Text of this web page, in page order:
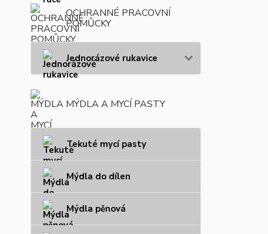
OCHRANNÉ PRACOVNÍ
POMŮCKY
Jednorázové rukavice
MÝDLA A MYCÍ PASTY
Tekuté mycí pasty
Mýdla do dílen
Mýdla pěnová